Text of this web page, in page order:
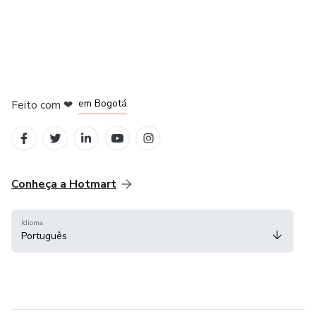
Feito com ❤ em Bogotá
Conheça a Hotmart
Idioma
Português